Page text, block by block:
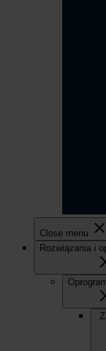
Close menu
Rozwiązania i